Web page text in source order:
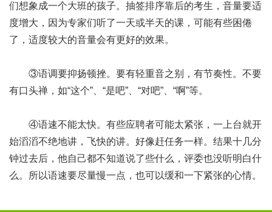
们想象成一个大班的孩子。抽签排序靠后的考生，音量要适
度增大，因为专家们听了一天或半天的课，可能有些困倦
了，适度较大的音量会有更好的效果。
③语调要抑扬顿挫。要有轻重音之别，有节奏性。不要
有口头禅，如“这个”、“是吧”、“对吧”、“啊”等。
④语速不能太快。有些应聘者可能太紧张，一上台就开
始滔滔不绝地讲，飞快的讲。好像赶任务一样。结果十几分
钟过去后，他自己都不知道说了些什么，评委也没听明白什
么。所以语速要尽量慢一点，也可以缓和一下紧张的心情。